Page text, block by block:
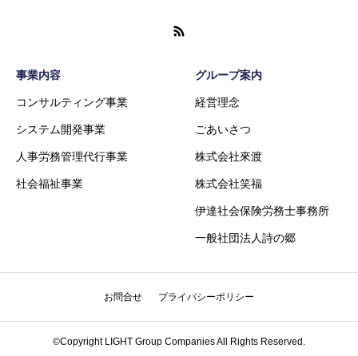
事業内容
コンサルティング事業
システム開発事業
人事労務管理代行事業
社会福祉事業
グループ案内
経営理念
ごあいさつ
株式会社來渡
株式会社笑福
伊達社会保険労務士事務所
一般社団法人詩の郷
お問合せ プライバシーポリシー
©Copyright LIGHT Group Companies All Rights Reserved.